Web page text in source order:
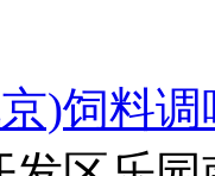
)饲料